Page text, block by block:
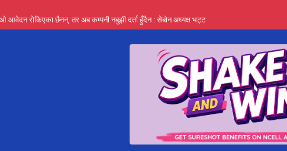
आवेदन रोकिएका छैनन्, तर अब कम्पनी नबुझी दर्ता हुँदैन : सेबोन अध्यक्ष भट्ट
पाँच वर्षसम्म अदालत मौन, पद सकिएपछि महाप्रसाद ‘योग्य’ !
राष्ट्र बैंकको ‘कन्सर्न’, प्रवक्ता भन्छन्- समूह फेरेर सञ्चालक पदमा बस्न मिल्दैन
वर्षदेखि बढुवा नहुँदा निराश थिइन् रश्मी, जागिर परिवर्तनको प्रयास पनि असफल